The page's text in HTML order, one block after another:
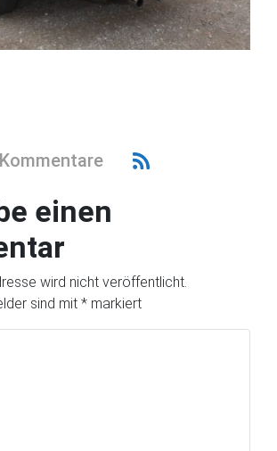
einen
wird nicht veröffentlicht.
sind mit * markiert